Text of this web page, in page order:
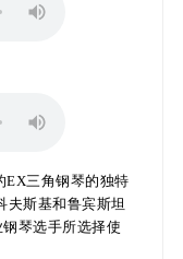
EX三角钢琴的独特
夫斯基和鲁宾斯坦
琴选手所选择使